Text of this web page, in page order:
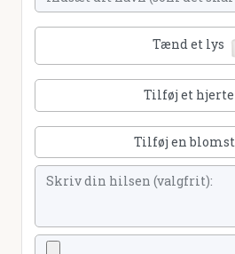
Tænd et lys
Tilføj et hjerte
Tilføj en blomst